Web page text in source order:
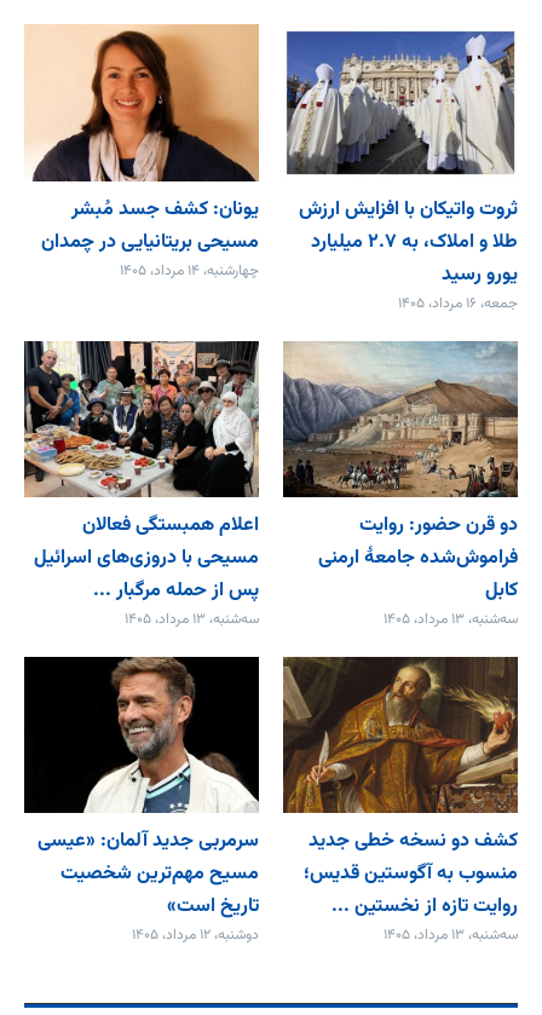
ثروت واتیکان با افزایش ارزش
طلا و املاک، به ۲.۷ میلیارد
یورو رسید
جمعه، ۱۶ مرداد، ۱۴۰۵
یونان: کشف جسد مُبشر
مسیحی بریتانیایی در چمدان
چهارشنبه، ۱۴ مرداد، ۱۴۰۵
دو قرن حضور: روایت
فراموش‌شده جامعۀ ارمنی
کابل
سه‌شنبه، ۱۳ مرداد، ۱۴۰۵
اعلام همبستگی فعالان
مسیحی با دروزی‌های اسرائیل
پس از حمله مرگبار ...
سه‌شنبه، ۱۳ مرداد، ۱۴۰۵
کشف دو نسخه خطی جدید
منسوب به آگوستین قدیس؛
روایت تازه از نخستین ...
سه‌شنبه، ۱۳ مرداد، ۱۴۰۵
سرمربی جدید آلمان: «عیسی
مسیح مهم‌ترین شخصیت
تاریخ است»
دوشنبه، ۱۲ مرداد، ۱۴۰۵